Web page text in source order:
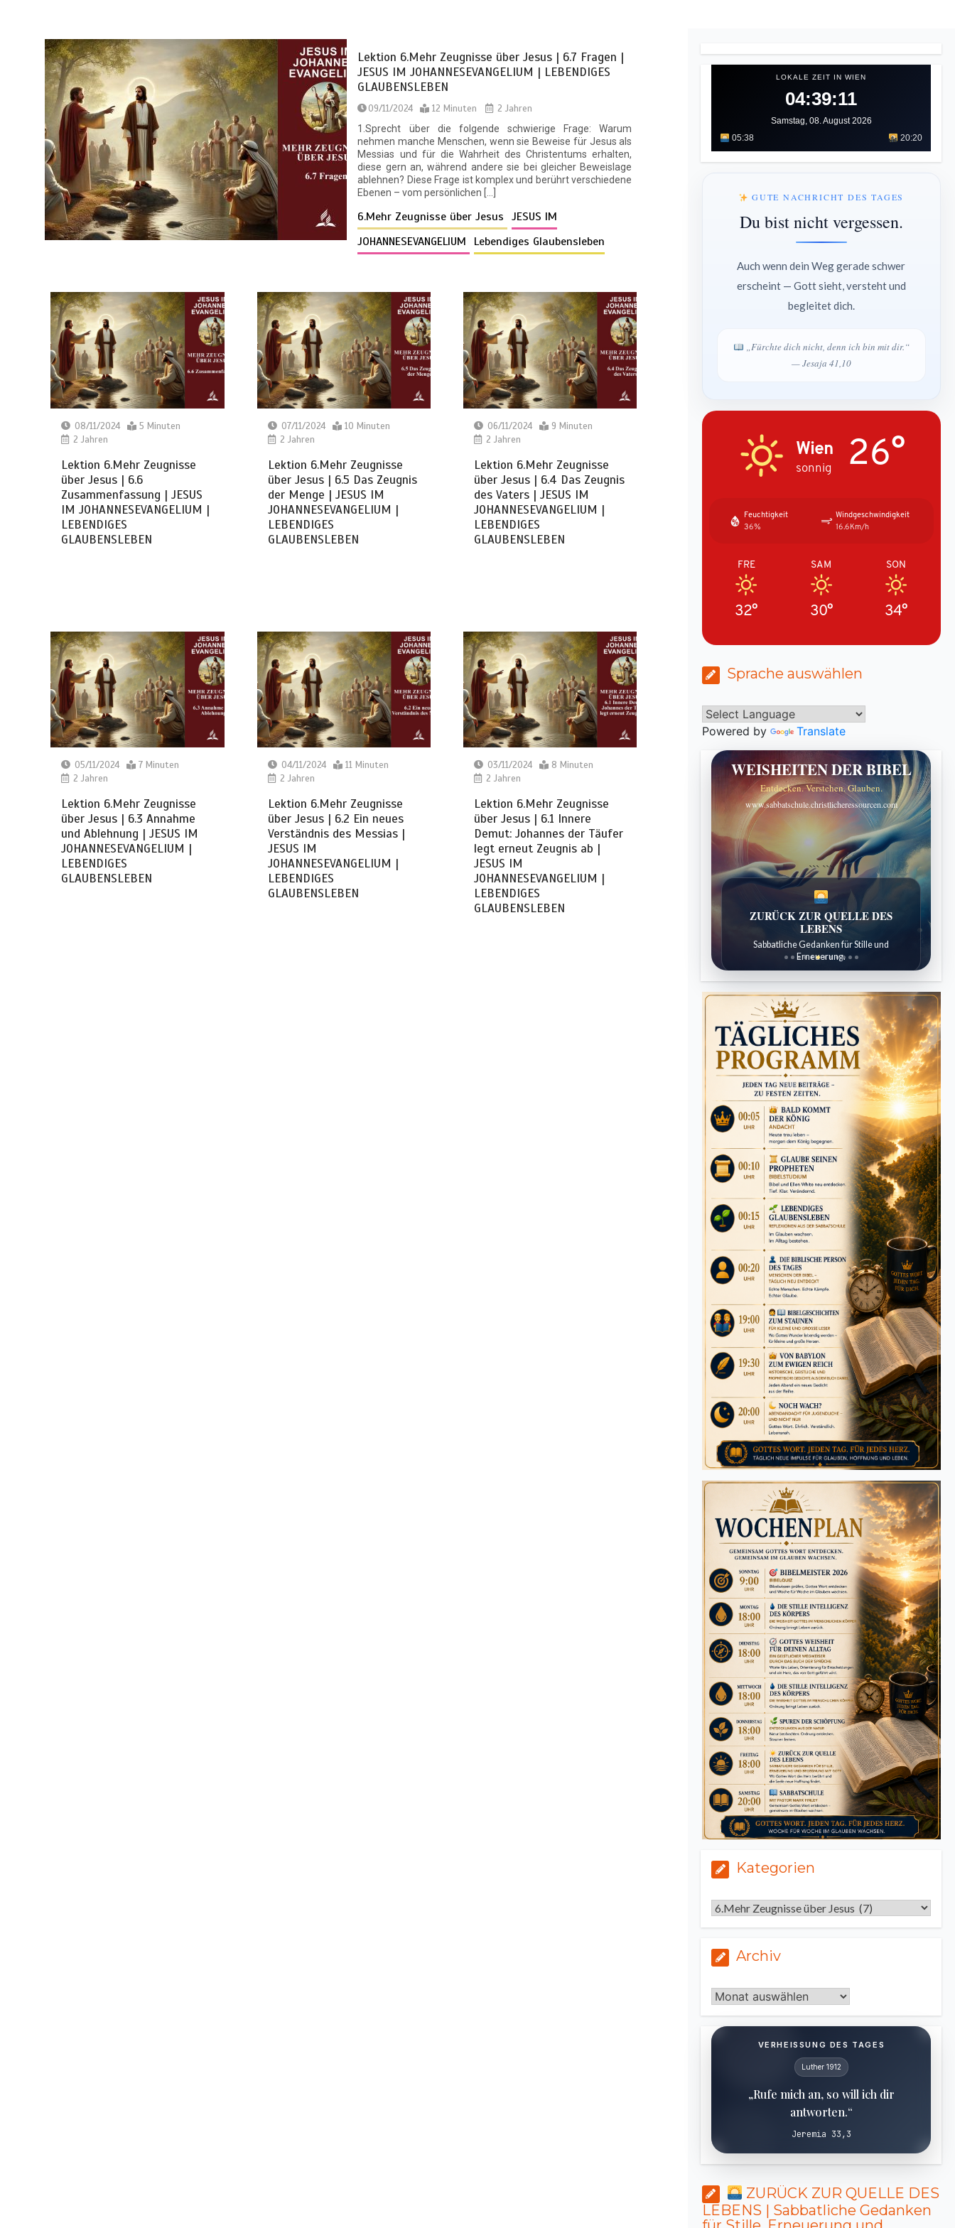
Lektion 6.Mehr Zeugnisse über Jesus | 6.7 Fragen |
JESUS IM JOHANNESEVANGELIUM | LEBENDIGES
GLAUBENSLEBEN
09/11/2024 12 Minuten
2 Jahren
1.Sprecht über die folgende schwierige Frage: Warum
nehmen manche Menschen, wenn sie Beweise für Jesus als
Messias und für die Wahrheit des Christentums erhalten,
diese gern an, während andere sie bei gleicher Beweislage
ablehnen? Diese Frage ist komplex und berührt verschiedene
Ebenen – vom persönlichen […]
6.Mehr Zeugnisse über Jesus
JESUS IM
JOHANNESEVANGELIUM
Lebendiges Glaubensleben
08/11/2024
5 Minuten
2 Jahren
Lektion 6.Mehr Zeugnisse
über Jesus | 6.6
Zusammenfassung | JESUS
IM JOHANNESEVANGELIUM |
LEBENDIGES
GLAUBENSLEBEN
07/11/2024
10 Minuten
2 Jahren
Lektion 6.Mehr Zeugnisse
über Jesus | 6.5 Das Zeugnis
der Menge | JESUS IM
JOHANNESEVANGELIUM |
LEBENDIGES
GLAUBENSLEBEN
06/11/2024
9 Minuten
2 Jahren
Lektion 6.Mehr Zeugnisse
über Jesus | 6.4 Das Zeugnis
des Vaters | JESUS IM
JOHANNESEVANGELIUM |
LEBENDIGES
GLAUBENSLEBEN
05/11/2024
7 Minuten
2 Jahren
Lektion 6.Mehr Zeugnisse
über Jesus | 6.3 Annahme
und Ablehnung | JESUS IM
JOHANNESEVANGELIUM |
LEBENDIGES
GLAUBENSLEBEN
04/11/2024
11 Minuten
2 Jahren
Lektion 6.Mehr Zeugnisse
über Jesus | 6.2 Ein neues
Verständnis des Messias |
JESUS IM
JOHANNESEVANGELIUM |
LEBENDIGES
GLAUBENSLEBEN
03/11/2024
8 Minuten
2 Jahren
Lektion 6.Mehr Zeugnisse
über Jesus | 6.1 Innere
Demut: Johannes der Täufer
legt erneut Zeugnis ab |
JESUS IM
JOHANNESEVANGELIUM |
LEBENDIGES
GLAUBENSLEBEN
LOKALE ZEIT IN WIEN
04:39:12
Samstag, 08. August 2026
05:38
20:20
GUTE NACHRICHT DES TAGES
Du bist nicht vergessen.
Auch wenn dein Weg gerade schwer
erscheint — Gott sieht, versteht und
begleitet dich.
„Fürchte dich nicht, denn ich bin mit dir.“
— Jesaja 41,10
Wien
sonnig 26°
Feuchtigkeit
36%
Windgeschwindigkeit
16.6Km/h
FRE
32°
SAM
30°
SON
34°
Sprache auswählen
Powered by Translate
WEISHEITEN DER BIBEL
Entdecken. Verstehen. Glauben.
www.sabbatschule.christlicheressourcen.com
```
ZURÜCK ZUR QUELLE DES
LEBENS
Sabbatliche Gedanken für Stille und
Erneuerung.
```
Kategorien
Kategorien
Archiv
Archiv
VERHEISSUNG DES TAGES
Luther 1912
„Rufe mich an, so will ich dir
antworten.“
Jeremia 33,3
ZURÜCK ZUR QUELLE DES
LEBENS | Sabbatliche Gedanken